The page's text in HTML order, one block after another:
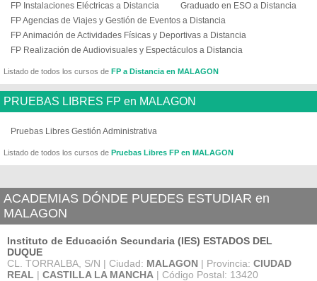
FP Instalaciones Eléctricas a Distancia
Graduado en ESO a Distancia
FP Agencias de Viajes y Gestión de Eventos a Distancia
FP Animación de Actividades Físicas y Deportivas a Distancia
FP Realización de Audiovisuales y Espectáculos a Distancia
Listado de todos los cursos de FP a Distancia en MALAGON
PRUEBAS LIBRES FP en MALAGON
Pruebas Libres Gestión Administrativa
Listado de todos los cursos de Pruebas Libres FP en MALAGON
ACADEMIAS DÓNDE PUEDES ESTUDIAR en
MALAGON
Instituto de Educación Secundaria (IES) ESTADOS DEL
DUQUE
CL. TORRALBA, S/N | Ciudad: MALAGON | Provincia: CIUDAD
REAL | CASTILLA LA MANCHA | Código Postal: 13420